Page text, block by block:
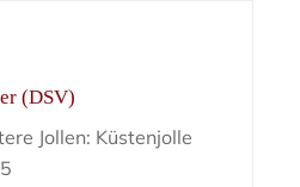
(DSV)
Jollen: Küstenjolle